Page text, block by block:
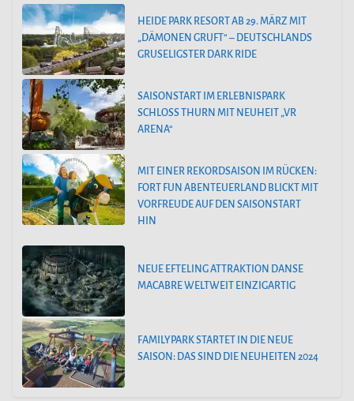
HEIDE PARK RESORT AB 29. MÄRZ MIT
„DÄMONEN GRUFT“ – DEUTSCHLANDS
GRUSELIGSTER DARK RIDE
SAISONSTART IM ERLEBNISPARK
SCHLOSS THURN MIT NEUHEIT „VR
ARENA“
MIT EINER REKORDSAISON IM RÜCKEN:
FORT FUN ABENTEUERLAND BLICKT MIT
VORFREUDE AUF DEN SAISONSTART
HIN
NEUE EFTELING ATTRAKTION DANSE
MACABRE WELTWEIT EINZIGARTIG
FAMILYPARK STARTET IN DIE NEUE
SAISON: DAS SIND DIE NEUHEITEN 2024